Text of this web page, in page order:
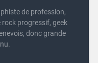
de profession,
progressif, geek
donc grande